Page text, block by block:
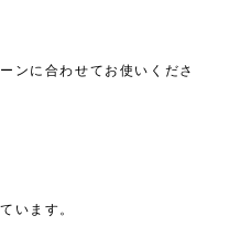
ンに合わせてお使いくださ
います。